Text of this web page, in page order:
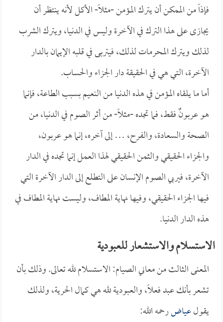
فإذاً من الممكن أن يترك المؤمن -مثلاً- الأكل لأنه ينتظر أن
يجازى على هذا الترك في الآخرة وليس في الدنيا، ويترك الشرب
لذلك ويترك المحرمات لذلك، فيتربى في قلبه الإيمان بالدار
الآخرة، التي هي في الحقيقة دار الجزاء والحساب.
أما ما يلقاه المؤمن في هذه الدنيا من النعيم بسبب الطاعة، فإنما
هو عربونٌ فقط، فما تجده -مثلاً- من أثر الصوم في الدنيا، من
الصحة والسعادة، والفرح، … إلى آخره، إنما هو عربون،
والجزاء الحقيقي والثمن الحقيقي لهذا العمل إنما تجده في الدار
الآخرة، فيربي الصوم الإنسان على التطلع إلى الدار الآخرة التي
فيها الجزاء الحقيقي، وفيها نهاية المطاف، وليست نهاية المطاف في
هذه الدار الدنيا.
الاستسلام والاستشعار للعبودية
المعنى الثالث من معاني الصيام: الاستسلام لله تعالى. وذلك بأن
تشعر بأنك عبد فعلاً، والعبودية لله هي كمال الحرية، ولذلك
يقولعياضرحمه الله: